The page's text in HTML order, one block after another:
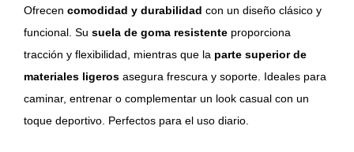
Ofrecen comodidad y durabilidad con un diseño clásico y
funcional. Su suela de goma resistente proporciona
tracción y flexibilidad, mientras que la parte superior de
materiales ligeros asegura frescura y soporte. Ideales para
caminar, entrenar o complementar un look casual con un
toque deportivo. Perfectos para el uso diario.